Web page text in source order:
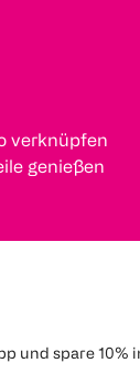
verknüpfen
genießen
und spare 10%